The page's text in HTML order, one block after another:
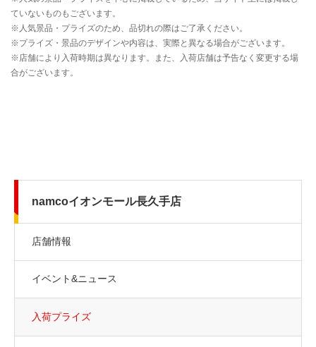
namcoイオンモール長久手店
店舗情報
イベント&ニュース
入荷プライズ